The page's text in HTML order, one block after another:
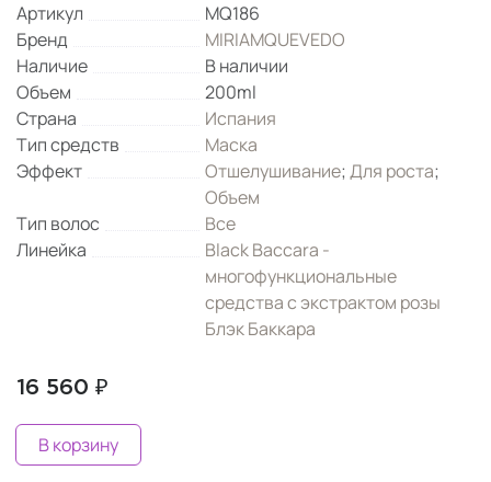
Артикул
MQ186
Бренд
MIRIAMQUEVEDO
Наличие
В наличии
Объем
200ml
Страна
Испания
Тип средств
Маска
Эффект
Отшелушивание;Для роста;
Объем
Тип волос
Все
Линейка
Black Baccara -
многофункциональные
средства с экстрактом розы
Блэк Баккара
16 560 ₽
В корзину